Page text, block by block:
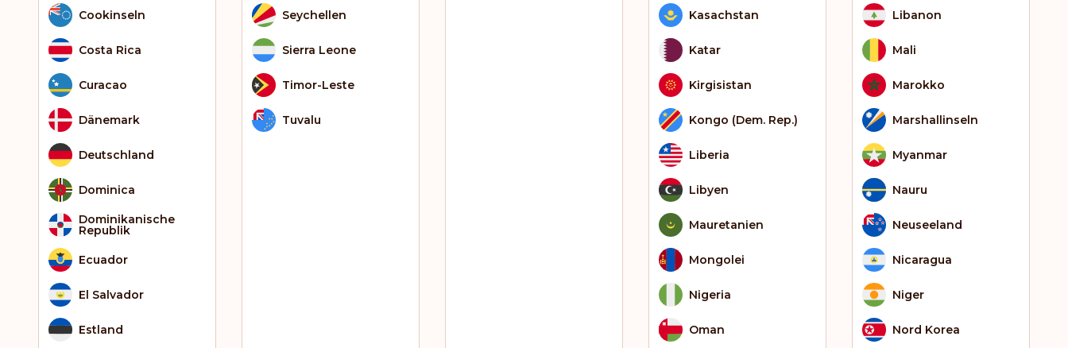
Cookinseln
Costa Rica
Curacao
Dänemark
Deutschland
Dominica
Dominikanische
Republik
Ecuador
El Salvador
Estland
Seychellen
Sierra Leone
Timor-Leste
Tuvalu
Kasachstan
Katar
Kirgisistan
Kongo (Dem. Rep.)
Liberia
Libyen
Mauretanien
Mongolei
Nigeria
Oman
Libanon
Mali
Marokko
Marshallinseln
Myanmar
Nauru
Neuseeland
Nicaragua
Niger
Nord Korea